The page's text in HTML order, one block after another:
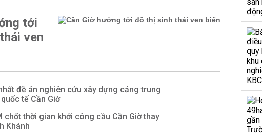
tới
ven
đề án nghiên cứu xây dựng cảng trung
tế Cần Giờ
chốt thời gian khởi công cầu Cần Giờ thay
Khánh